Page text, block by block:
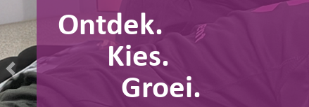
Ontdek.
Kies.
Groei.
Previous